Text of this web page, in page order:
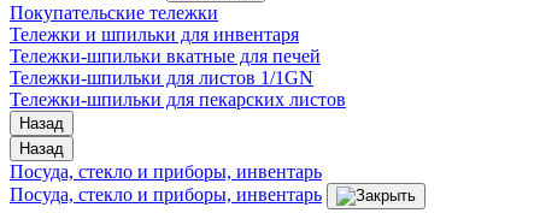
Покупательские тележки
Тележки и шпильки для инвентаря
Тележки-шпильки вкатные для печей
Тележки-шпильки для листов 1/1GN
Тележки-шпильки для пекарских листов
Назад
Назад
Посуда, стекло и приборы, инвентарь
Посуда, стекло и приборы, инвентарь